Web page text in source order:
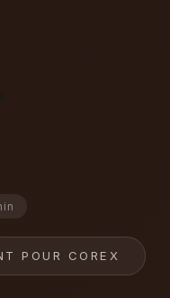
POUR COREX